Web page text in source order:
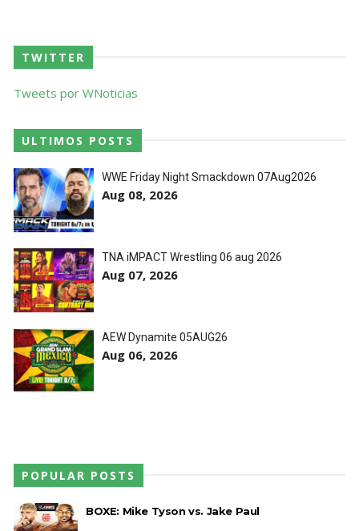
TWITTER
Tweets por WNoticias
ULTIMOS POSTS
WWE Friday Night Smackdown 07Aug2026
Aug 08, 2026
TNA iMPACT Wrestling 06 aug 2026
Aug 07, 2026
AEW Dynamite 05AUG26
Aug 06, 2026
POPULAR POSTS
BOXE: Mike Tyson vs. Jake Paul